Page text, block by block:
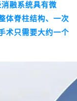
融系统具有微
体脊柱结构、一次
术只需要大约一个